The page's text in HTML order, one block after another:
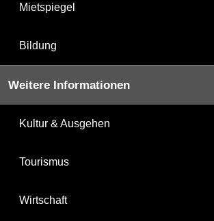
Mietspiegel
Bildung
Weitere Informationen
Kultur & Ausgehen
Tourismus
Wirtschaft